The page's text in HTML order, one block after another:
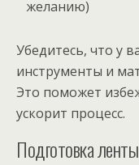
желанию)
Убедитесь, что у
инструменты и
Это поможет
ускорит процесс.
Подготовка